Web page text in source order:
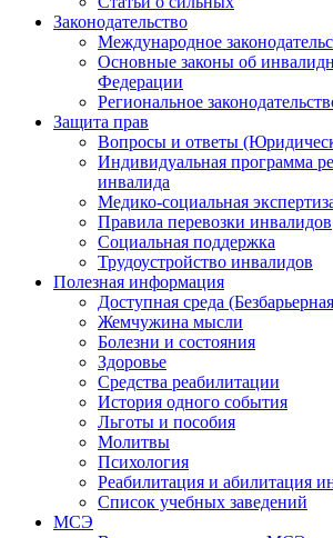
Законодательство
Международное
Основные законы об
Федерации
Региональное
Защита прав
Вопросы и ответы
Индивидуальная программа
инвалида
Медико-социальная
Правила перевозки инвалидов
Социальная поддержка
Трудоустройство инвалидов
Полезная информация
Доступная среда
Жемчужина мысли
Болезни и состояния
Здоровье
Средства реабилитации
История одного события
Льготы и пособия
Молитвы
Психология
Реабилитация и абилитация
Список учебных заведений
МСЭ